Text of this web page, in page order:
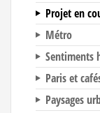
Projet en
Métro
Sentiments
Paris et
Paysages